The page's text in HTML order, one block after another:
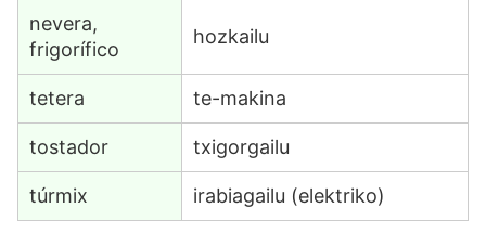
nevera,
frigorífico
hozkailu
tetera te-makina
tostador txigorgailu
túrmix irabiagailu (elektriko)